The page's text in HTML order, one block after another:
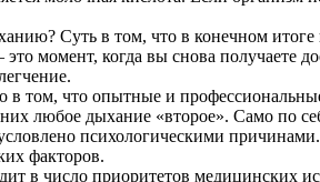
Суть в том, что в конечном
момент, когда вы снова получаете
в том, что опытные и
любое дыхание «второе». Само по
психологическими
факторов.
в число приоритетов медицинских